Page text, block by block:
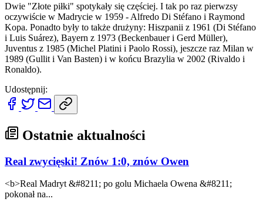
Dwie "Złote piłki" spotykały się częściej. I tak po raz pierwzsy
oczywiście w Madrycie w 1959 - Alfredo Di Stéfano i Raymond
Kopa. Ponadto były to także drużyny: Hiszpanii z 1961 (Di Stéfano
i Luis Suárez), Bayern z 1973 (Beckenbauer i Gerd Müller),
Juventus z 1985 (Michel Platini i Paolo Rossi), jeszcze raz Milan w
1989 (Gullit i Van Basten) i w końcu Brazylia w 2002 (Rivaldo i
Ronaldo).
Udostępnij:
Ostatnie aktualności
Real zwycięski! Znów 1:0, znów Owen
<b>Real Madryt &#8211; po golu Michaela Owena &#8211;
pokonał na...